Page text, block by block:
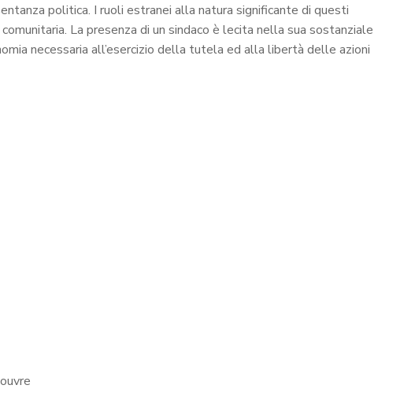
politica. I ruoli estranei alla natura significante di questi
La presenza di un sindaco è lecita nella sua sostanziale
necessaria all’esercizio della tutela ed alla libertà delle azioni